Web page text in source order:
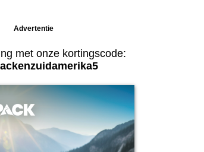
Advertentie
met onze kortingscode: